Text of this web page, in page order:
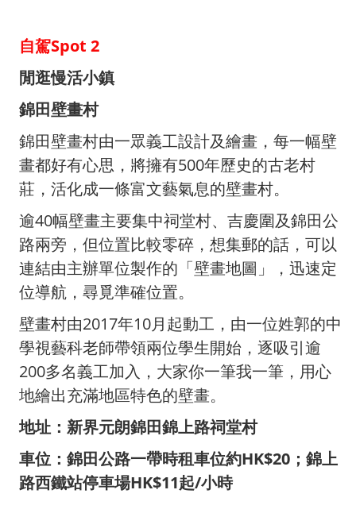
自駕Spot 2
閒逛慢活小鎮
錦田壁畫村
錦田壁畫村由一眾義工設計及繪畫，每一幅壁
畫都好有心思，將擁有500年歷史的古老村
莊，活化成一條富文藝氣息的壁畫村。
逾40幅壁畫主要集中祠堂村、吉慶圍及錦田公
路兩旁，但位置比較零碎，想集郵的話，可以
連結由主辦單位製作的「壁畫地圖」，迅速定
位導航，尋覓準確位置。
壁畫村由2017年10月起動工，由一位姓郭的中
學視藝科老師帶領兩位學生開始，逐吸引逾
200多名義工加入，大家你一筆我一筆，用心
地繪出充滿地區特色的壁畫。
地址：新界元朗錦田錦上路祠堂村
車位：錦田公路一帶時租車位約HK$20；錦上
路西鐵站停車場HK$11起/小時